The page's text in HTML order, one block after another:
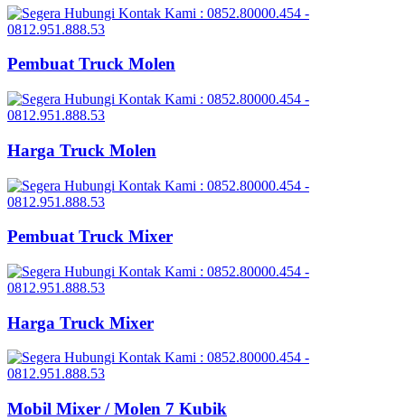
Pembuat Truck Molen
Harga Truck Molen
Pembuat Truck Mixer
Harga Truck Mixer
Mobil Mixer / Molen 7 Kubik